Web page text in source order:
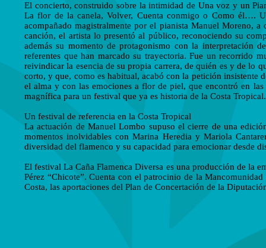
El concierto, construido sobre la intimidad de Una voz y un
La flor de la canela, Volver, Cuenta conmigo o Como él….
acompañado magistralmente por el pianista Manuel Moreno,
canción, el artista lo presentó al público, reconociendo su
además su momento de protagonismo con la interpretación
referentes que han marcado su trayectoria. Fue un recorrido
reivindicar la esencia de su propia carrera, de quién es y de lo
corto, y que, como es habitual, acabó con la petición insistente
el alma y con las emociones a flor de piel, que encontró en
magnífica para un festival que ya es historia de la Costa Tropical.
Un festival de referencia en la Costa Tropical
La actuación de Manuel Lombo supuso el cierre de una
momentos inolvidables con Marina Heredia y Mariola
diversidad del flamenco y su capacidad para emocionar desde
El festival La Caña Flamenca Diversa es una producción de la
Pérez “Chicote”. Cuenta con el patrocinio de la
Costa, las aportaciones del Plan de Concertación de la